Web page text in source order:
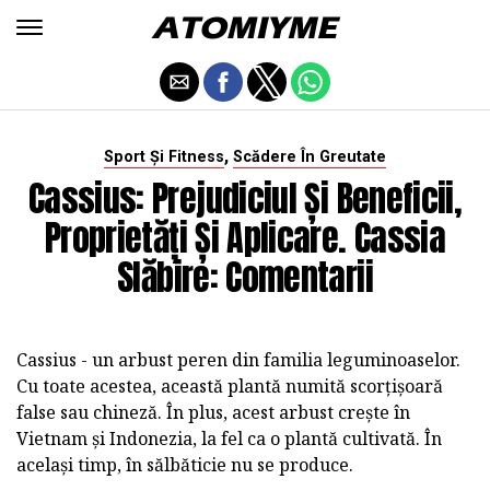
Sport Și Fitness, Scădere În Greutate
Cassius: Prejudiciul Și Beneficii,
Proprietăți Și Aplicare. Cassia
Slăbire: Comentarii
Cassius - un arbust peren din familia leguminoaselor.
Cu toate acestea, această plantă numită scorțișoară
false sau chineză. În plus, acest arbust crește în
Vietnam și Indonezia, la fel ca o plantă cultivată. În
același timp, în sălbăticie nu se produce.